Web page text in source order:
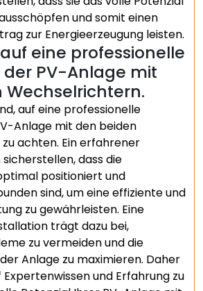
und somit einen
zur Energieerzeugung leisten.
eine professionelle
PV-Anlage mit
auf eine professionelle
Anlage mit den beiden
achten. Ein erfahrener
dass die
positioniert und
sind, um eine effiziente und
zu gewährleisten. Eine
trägt dazu bei,
zu vermeiden und die
Anlage zu maximieren. Daher
und Erfahrung zu